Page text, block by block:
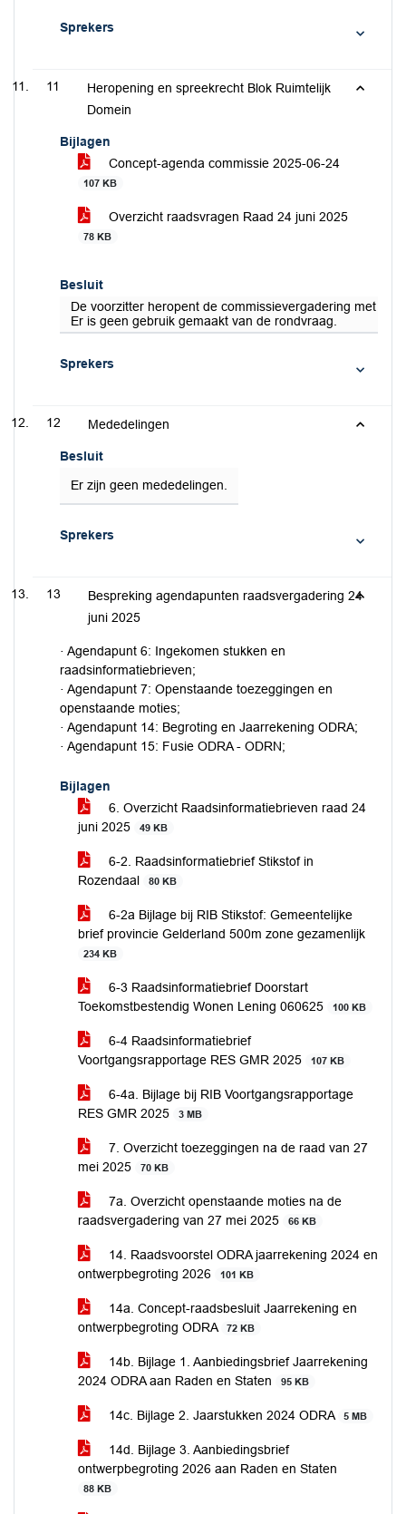
Sprekers
11
Heropening en spreekrecht Blok Ruimtelijk
Domein
Bijlagen
Concept-agenda commissie 2025-06-24
107 KB
Overzicht raadsvragen Raad 24 juni 2025
78 KB
Besluit
De voorzitter heropent de commissievergadering met het
Er is geen gebruik gemaakt van de rondvraag.
Sprekers
12 Mededelingen
Besluit
Er zijn geen mededelingen.
Sprekers
13
Bespreking agendapunten raadsvergadering 24
juni 2025
· Agendapunt 6: Ingekomen stukken en
raadsinformatiebrieven;
· Agendapunt 7: Openstaande toezeggingen en
openstaande moties;
· Agendapunt 14: Begroting en Jaarrekening ODRA;
· Agendapunt 15: Fusie ODRA - ODRN;
Bijlagen
6. Overzicht Raadsinformatiebrieven raad 24
juni 2025
49 KB
6-2. Raadsinformatiebrief Stikstof in
Rozendaal
80 KB
6-2a Bijlage bij RIB Stikstof: Gemeentelijke
brief provincie Gelderland 500m zone gezamenlijk
234 KB
6-3 Raadsinformatiebrief Doorstart
Toekomstbestendig Wonen Lening 060625
100 KB
6-4 Raadsinformatiebrief
Voortgangsrapportage RES GMR 2025
107 KB
6-4a. Bijlage bij RIB Voortgangsrapportage
RES GMR 2025
3 MB
7. Overzicht toezeggingen na de raad van 27
mei 2025
70 KB
7a. Overzicht openstaande moties na de
raadsvergadering van 27 mei 2025
66 KB
14. Raadsvoorstel ODRA jaarrekening 2024 en
ontwerpbegroting 2026
101 KB
14a. Concept-raadsbesluit Jaarrekening en
ontwerpbegroting ODRA
72 KB
14b. Bijlage 1. Aanbiedingsbrief Jaarrekening
2024 ODRA aan Raden en Staten
95 KB
14c. Bijlage 2. Jaarstukken 2024 ODRA 5 MB
14d. Bijlage 3. Aanbiedingsbrief
ontwerpbegroting 2026 aan Raden en Staten
88 KB